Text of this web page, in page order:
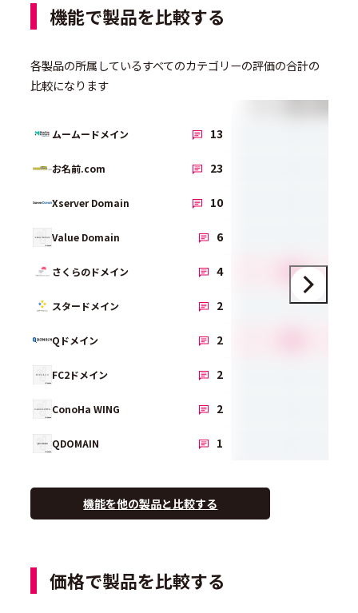
機能で製品を比較する
各製品の所属しているすべてのカテゴリーの評価の合計の
比較になります
ムームードメイン
13
お名前.com 23
Xserver Domain 10
Value Domain 6
さくらのドメイン 4 4.0
スタードメイン 2 -
Qドメイン 2
FC2ドメイン 2
ConoHa WING 2
QDOMAIN 1
機能を他の製品と比較する
価格で製品を比較する